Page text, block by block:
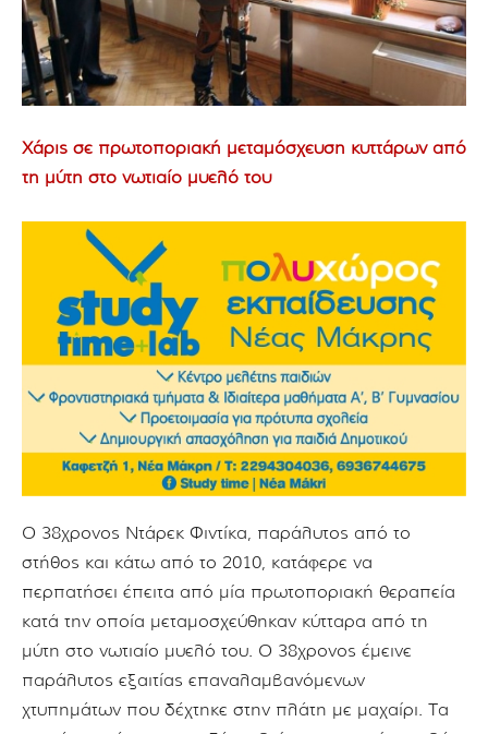
Χάρις σε πρωτοποριακή μεταμόσχευση κυττάρων από
τη μύτη στο νωτιαίο μυελό του
Ο 38χρονος Ντάρεκ Φιντίκα, παράλυτος από το
στήθος και κάτω από το 2010, κατάφερε να
περπατήσει έπειτα από μία πρωτοποριακή θεραπεία
κατά την οποία μεταμοσχεύθηκαν κύτταρα από τη
μύτη στο νωτιαίο μυελό του. Ο 38χρονος έμεινε
παράλυτος εξαιτίας επαναλαμβανόμενων
χτυπημάτων που δέχτηκε στην πλάτη με μαχαίρι. Τα